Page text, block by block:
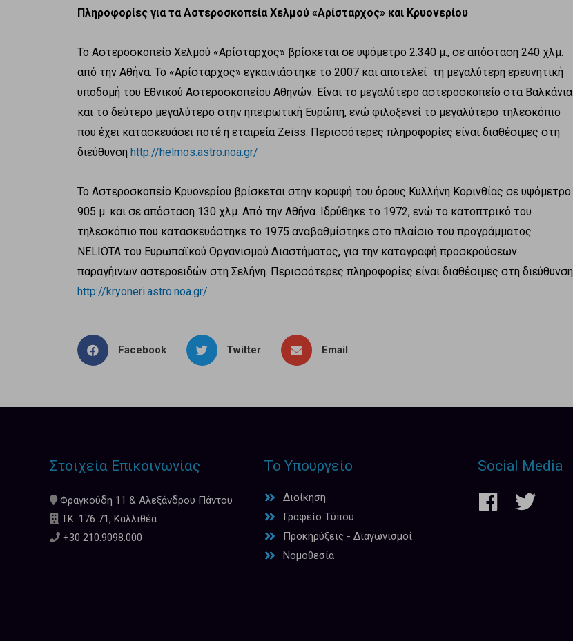
Πληροφορίες για τα Αστεροσκοπεία Χελμού «Αρίσταρχος» και Κρυονερίου
Το Αστεροσκοπείο Χελμού «Αρίσταρχος» βρίσκεται σε υψόμετρο 2.340 μ., σε απόσταση 240 χλμ.
από την Αθήνα. Το «Αρίσταρχος» εγκαινιάστηκε το 2007 και αποτελεί τη μεγαλύτερη ερευνητική
υποδομή του Εθνικού Αστεροσκοπείου Αθηνών. Είναι το μεγαλύτερο αστεροσκοπείο στα Βαλκάνια
και το δεύτερο μεγαλύτερο στην ηπειρωτική Ευρώπη, ενώ φιλοξενεί το μεγαλύτερο τηλεσκόπιο
που έχει κατασκευάσει ποτέ η εταιρεία Zeiss. Περισσότερες πληροφορίες είναι διαθέσιμες στη
διεύθυνση http://helmos.astro.noa.gr/
Το Αστεροσκοπείο Κρυονερίου βρίσκεται στην κορυφή του όρους Κυλλήνη Κορινθίας σε υψόμετρο
905 μ. και σε απόσταση 130 χλμ. Από την Αθήνα. Ιδρύθηκε το 1972, ενώ το κατοπτρικό του
τηλεσκόπιο που κατασκευάστηκε το 1975 αναβαθμίστηκε στο πλαίσιο του προγράμματος
NELIOTA του Ευρωπαϊκού Οργανισμού Διαστήματος, για την καταγραφή προσκρούσεων
παραγήινων αστεροειδών στη Σελήνη. Περισσότερες πληροφορίες είναι διαθέσιμες στη διεύθυνση
http://kryoneri.astro.noa.gr/
Facebook Twitter Email
Στοιχεία Επικοινωνίας
Φραγκούδη 11 & Αλεξάνδρου Πάντου
ΤΚ: 176 71, Καλλιθέα
+30 210.9098.000
Το Υπουργείο
Διοίκηση
Γραφείο Τύπου
Προκηρύξεις - Διαγωνισμοί
Νομοθεσία
Social Media